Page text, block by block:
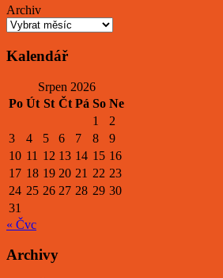
Archiv
Kalendář
Srpen 2026
Po Út St Čt Pá So Ne
1
2
3
4 5 6 7 8
9
10 11 12 13 14 15 16
17 18 19 20 21 22 23
24 25 26 27 28 29 30
31
« Čvc
Archivy